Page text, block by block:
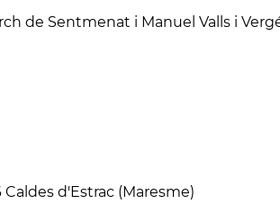
de Sentmenat i Manuel Valls i
Caldes d'Estrac (Maresme)